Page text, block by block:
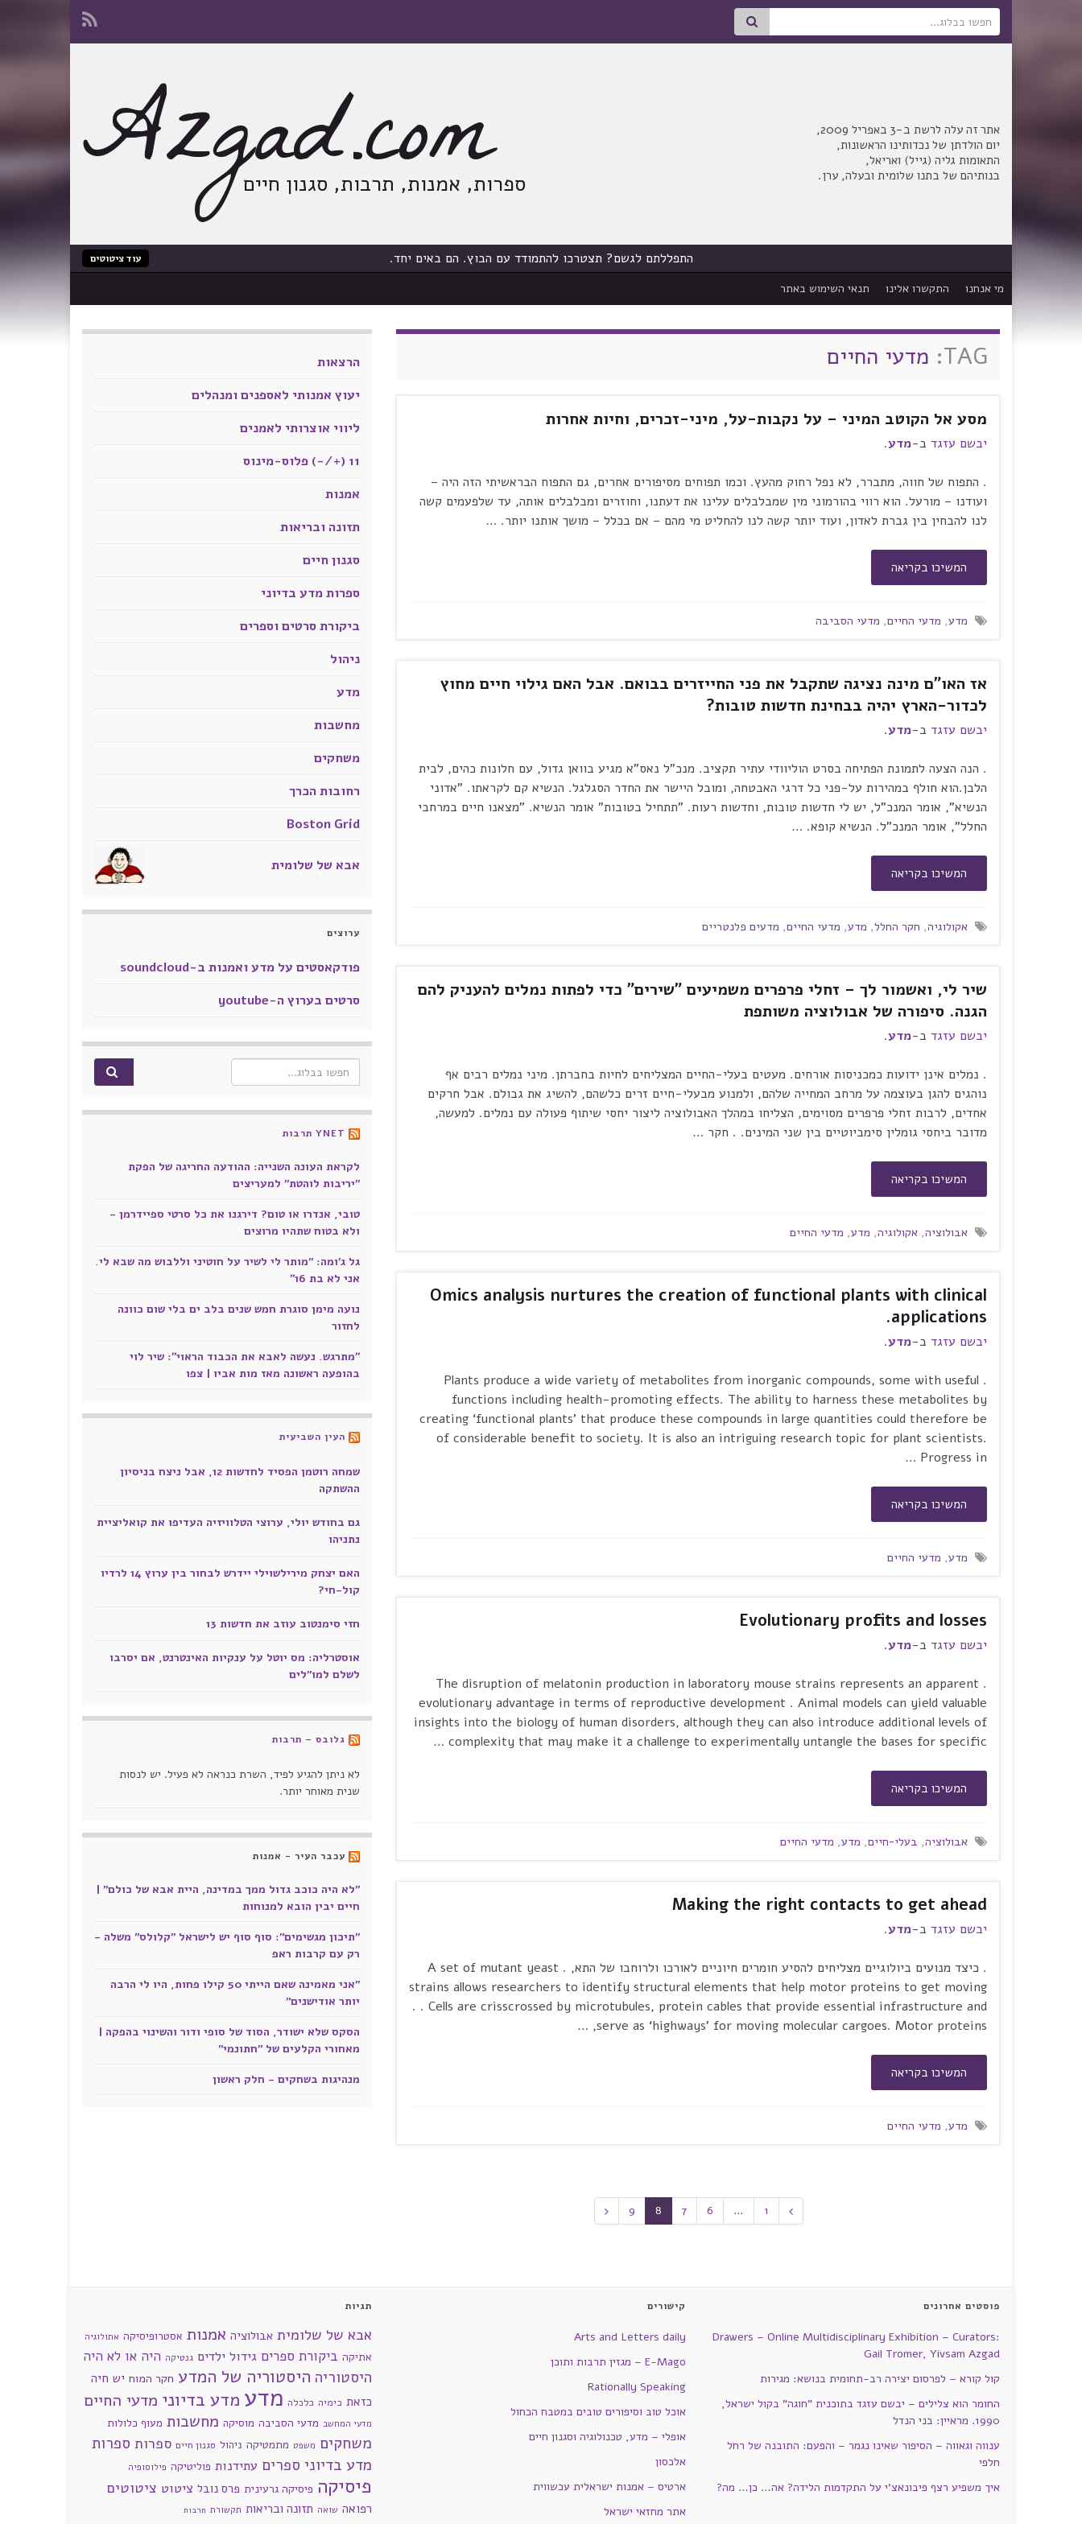
Search for:
אתר זה עלה לרשת ב-3 באפריל 2009,
יום הולדתן של נכדותינו הראשונות,
התאומות גליה (גייל) ואריאל,
בנותיהם של בתנו שלומית ובעלה, ערן.
Azgad.com
ספרות, אמנות, תרבות, סגנון חיים
התפללתם לגשם? תצטרכו להתמודד עם הבוץ. הם באים יחד. עוד ציטוטים
מי אנחנו התקשרו אלינו תנאי השימוש באתר
TAG: מדעי החיים
מסע אל הקוטב המיני – על נקבות-על, מיני-זכרים, וחיות אחרות
יבשם עזגד ב-מדע.
. התפוח של חווה, מתברר, לא נפל רחוק מהעץ. וכמו תפוחים מסיפורים אחרים, גם התפוח הבראשיתי הזה היה –
ועודנו – מורעל. הוא רווי בהורמוני מין שמבלבלים עלינו את דעתנו, וחוזרים ומבלבלים אותה, עד שלפעמים קשה
לנו להבחין בין גברת לאדון, ועוד יותר קשה לנו להחליט מי מהם – אם בכלל – מושך אותנו יותר. …
המשיכו בקריאה
מדע, מדעי החיים, מדעי הסביבה
אז האו"ם מינה נציגה שתקבל את פני החייזרים בבואם. אבל האם גילוי חיים מחוץ
לכדור-הארץ יהיה בבחינת חדשות טובות?
יבשם עזגד ב-מדע.
. הנה הצעה לתמונת הפתיחה בסרט הוליוודי עתיר תקציב. מנכ"ל נאס"א מגיע בוואן גדול, עם חלונות כהים, לבית
הלבן.הוא חולף במהירות על-פני כל דרגי האבטחה, ומובל היישר את החדר הסגלגל. הנשיא קם לקראתו. "אדוני
הנשיא", אומר המנכ"ל, יש לי חדשות טובות, וחדשות רעות. "תתחיל בטובות" אומר הנשיא. "מצאנו חיים במרחבי
החלל", אומר המנכ"ל. הנשיא קופא. …
המשיכו בקריאה
אקולוגיה, חקר החלל, מדע, מדעי החיים, מדעים פלנטריים
שיר לי, ואשמור לך – זחלי פרפרים משמיעים "שירים" כדי לפתות נמלים להעניק להם
הגנה. סיפורה של אבולוציה משותפת
יבשם עזגד ב-מדע.
. נמלים אינן ידועות כמכניסות אורחים. מעטים בעלי-החיים המצליחים לחיות בחברתן. מיני נמלים רבים אף
נוהגים להגן בעוצמה על מרחב המחייה שלהם, ולמנוע מבעלי-חיים זרים כלשהם, להשיג את גבולם. אבל חרקים
אחדים, לרבות זחלי פרפרים מסוימים, הצליחו במהלך האבולוציה ליצור יחסי שיתוף פעולה עם נמלים. למעשה,
מדובר ביחסי גומלין סימביוטיים בין שני המינים. . חקר …
המשיכו בקריאה
אבולוציה, אקולוגיה, מדע, מדעי החיים
Omics analysis nurtures the creation of functional plants with clinical
applications.
יבשם עזגד ב-מדע.
. Plants produce a wide variety of metabolites from inorganic compounds, some with useful
functions including health-promoting effects. The ability to harness these metabolites by
creating ‘functional plants’ that produce these compounds in large quantities could therefore be
of considerable benefit to society. It is also an intriguing research topic for plant scientists.
Progress in …
המשיכו בקריאה
מדע, מדעי החיים
Evolutionary profits and losses
יבשם עזגד ב-מדע.
. The disruption of melatonin production in laboratory mouse strains represents an apparent
evolutionary advantage in terms of reproductive development . Animal models can yield valuable
insights into the biology of human disorders, although they can also introduce additional levels of
complexity that may make it a challenge to experimentally untangle the bases for specific …
המשיכו בקריאה
אבולוציה, בעלי-חיים, מדע, מדעי החיים
Making the right contacts to get ahead
יבשם עזגד ב-מדע.
. כיצד מנועים ביולוגיים מצליחים להסיע חומרים חיוניים לאורכו ולרוחבו של התא, . A set of mutant yeast
strains allows researchers to identify structural elements that help motor proteins to get moving
. . Cells are crisscrossed by microtubules, protein cables that provide essential infrastructure and
serve as ‘highways’ for moving molecular cargoes. Motor proteins, …
המשיכו בקריאה
מדע, מדעי החיים
1
…
6
7
8
9
הרצאות
יעוץ אמנותי לאספנים ומנהלים
ליווי אוצרותי לאמנים
11 (+/-) פלוס-מינוס
אמנות
תזונה ובריאות
סגנון חיים
ספרות מדע בדיוני
ביקורת סרטים וספרים
ניהול
מדע
מחשבות
משחקים
רחובות הכרך
Boston Grid
אבא של שלומית
ערוצים
פודקאסטים על מדע ואמנות ב-soundcloud
סרטים בערוץ ה-youtube
Search for:
YNET תרבות
לקראת העונה השנייה: ההודעה החריגה של הפקת
"יריבות לוהטת" למעריצים
טובי, אנדרו או טום? דירגנו את כל סרטי ספיידרמן -
ולא בטוח שתהיו מרוצים
גל ג'ומה: "מותר לי לשיר על חוטיני וללבוש מה שבא לי.
אני לא בת 16״
נועה מימן סוגרת חמש שנים בלב ים בלי שום כוונה
לחזור
״מתרגש. נעשה לאבא את הכבוד הראוי״: שיר לוי
בהופעה ראשונה מאז מות אביו | צפו
העין השביעית
שמחה רוטמן הפסיד לחדשות 12, אבל ניצח בניסיון
ההשתקה
גם בחודש יולי, ערוצי הטלוויזיה העדיפו את קואליציית
נתניהו
האם יצחק מירילשוילי יידרש לבחור בין ערוץ 14 לרדיו
קול-חי?
חזי סימנטוב עוזב את חדשות 13
אוסטרליה: מס יוטל על ענקיות האינטרנט, אם יסרבו
לשלם למו"לים
גלובס – תרבות
לא ניתן להגיע לפיד, השרת כנראה לא פעיל. יש לנסות
שנית מאוחר יותר.
עכבר העיר - אמנות
"לא היה כוכב גדול ממך במדינה, היית אבא של כולם" |
חיים יבין הובא למנוחות
"תיכון מגשימים": סוף סוף יש לישראל "קלולס" משלה -
רק עם קרבות ראפ
"אני מאמינה שאם הייתי 50 קילו פחות, היו לי הרבה
יותר אודישנים"
הסקס שלא ישודר, הסוד של סופי ודור והשינוי בהפקה |
מאחורי הקלעים של "חתונמי"
מנהיגות בשחקים - חלק ראשון
פוסטים אחרונים
Drawers – Online Multidisciplinary Exhibition – Curators:
Gail Tromer, Yivsam Azgad
קול קורא – לפרסום יצירה רב-תחומית בנושא: מגירות
החומר הוא צלילים – יבשם עזגד בתוכנית "חוגה" בקול ישראל,
1990. מראיין: בני הנדל
ענווה וגאווה – הסיפור שאינו נגמר – והפעם: התובנה של רחל
חלפי
איך משפיע רצף פיבונאצ'י על התקדמות הלידה? אה… כן… מה?
קישורים
Arts and Letters daily
E-Mago – מגזין תרבות ותוכן
Rationally Speaking
אוכל טוב וסיפורים טובים במטבח הכחול
אופלי – מדע, טכנולוגיה וסגנון חיים
אלכסון
ארטיס – אמנות ישראלית עכשווית
אתר מחזאי ישראל
תגיות
אבא של שלומית אבולוציה אמנות אסטרופיסיקה אתולוגיה
אתיקה ביקורת ספרים גידול ילדים גנטיקה היה או לא היה
היסטוריה היסטוריה של המדע חקר המוח יש חיה
כזאת כימיה כלכלה מדע מדע בדיוני מדעי החיים
מדעי המחשב מדעי הסביבה מוסיקה מחשבות מעוף כלולות
משחקים משפט מתמטיקה ניהול סגנון חיים ספרות ספרות
מדע בדיוני ספרים עתידנות פוליטיקה פילוסופיה
פיסיקה פיסיקה גרעינית פרס נובל ציטוט ציטוטים
רפואה שואה תזונה ובריאות תקשורת תרבות